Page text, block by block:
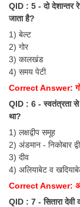
CHSL
CHSL Study
EXAMS
SSC Junior
Junior Hindi
Delhi Police
QID : 5 - दो देशान्तर
जाता है?
1) बेल्ट
2) गोर
3) कालखंड
4) समय पेटी
Correct Answer:
QID : 6 - स्वतंत्रता से
था?
1) लक्षद्वीप समूह
2) अंडमान - निकोबार
3) दीव
4) अलियाबेट व
Correct Answer:
QID : 7 - सितारा